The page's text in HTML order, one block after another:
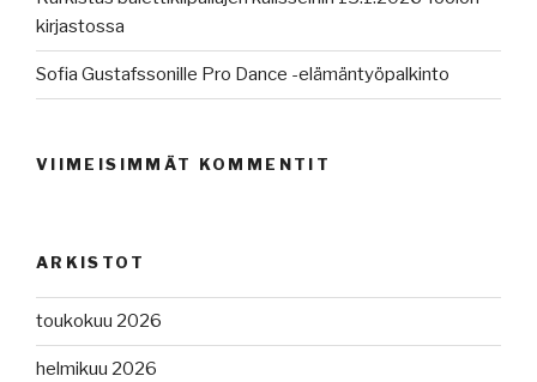
kirjastossa
Sofia Gustafssonille Pro Dance -elämäntyöpalkinto
VIIMEISIMMÄT KOMMENTIT
ARKISTOT
toukokuu 2026
helmikuu 2026